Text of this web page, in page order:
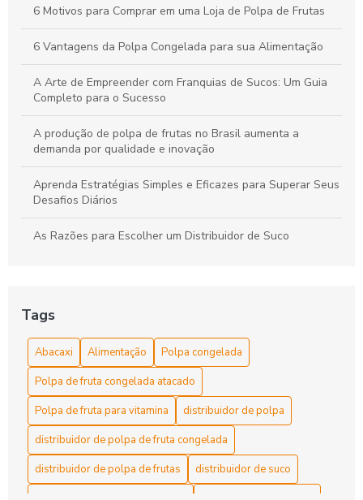
6 Motivos para Comprar em uma Loja de Polpa de Frutas
6 Vantagens da Polpa Congelada para sua Alimentação
A Arte de Empreender com Franquias de Sucos: Um Guia
Completo para o Sucesso
A produção de polpa de frutas no Brasil aumenta a
demanda por qualidade e inovação
Aprenda Estratégias Simples e Eficazes para Superar Seus
Desafios Diários
As Razões para Escolher um Distribuidor de Suco
Benefícios da Polpa Congelada de Frutas para Saúde e
Receitas Nutritivas
Benefícios da Polpa Congelada de Frutas para uma
Alimentação Saudável e Funcionamento Prático
Benefícios da Polpa Congelada Detox
Benefícios da Polpa Congelada para Sua Saúde
Tags
Abacaxi Alimentação
Polpa congelada
Polpa de fruta congelada atacado
Polpa de fruta para vitamina
distribuidor de polpa
distribuidor de polpa de fruta congelada
distribuidor de polpa de frutas
distribuidor de suco